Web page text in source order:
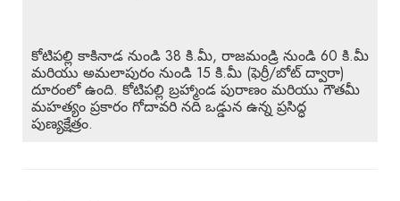
కోటిపల్లి కాకినాడ నుండి 38 కి.మీ, రాజమండ్రి నుండి 60 కి.మీ
మరియు అమలాపురం నుండి 15 కి.మీ (ఫెర్రీ/బోట్ ద్వారా)
దూరంలో ఉంది. కోటిపల్లి బ్రహ్మాండ పురాణం మరియు గౌతమీ
మహత్యం ప్రకారం గోదావరి నది ఒడ్డున ఉన్న ప్రసిద్ధ
పుణ్యక్షేత్రం.